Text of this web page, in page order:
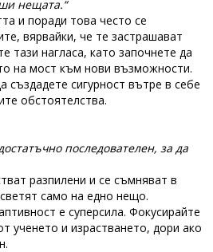
нещата.“
и поради това често се
вярвайки, че те застрашават
тази нагласа, като започнете да
на мост към нови възможности.
сигурност вътре в себе
обстоятелства.
последователен, за да
разпилени и се съмняват в
само на едно нещо.
е суперсила. Фокусирайте
ученето и израстването, дори ако